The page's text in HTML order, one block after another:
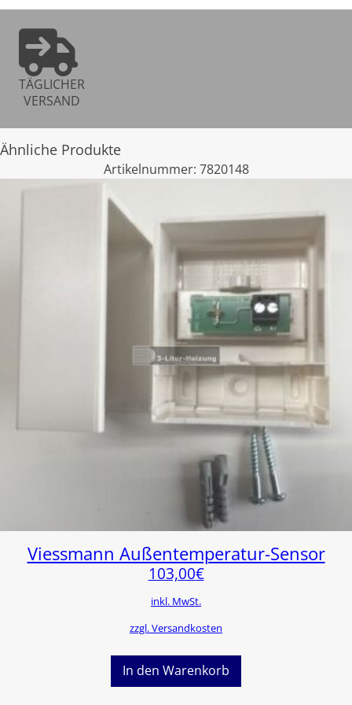
TÄGLICHER
VERSAND
Ähnliche Produkte
Artikelnummer: 7820148
Viessmann Außentemperatur-Sensor
103,00€
inkl. MwSt.
zzgl. Versandkosten
In den Warenkorb